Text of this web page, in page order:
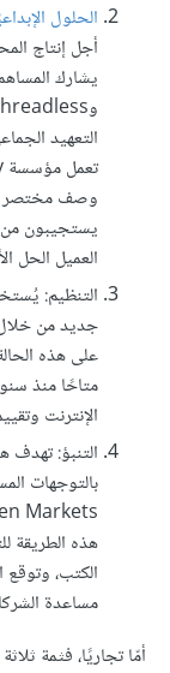
الحلول
أجل إنتاج
يشارك
التعهيد
وصف مختصر
يستجيبون من
العميل الحل
التنظيم:
جديد من خلال
متاحًا منذ
الإنترنت
التنبؤ: تهدف
هذه الطريقة
الكتب، وتوقع
مساعدة
أمّا تجاريًا، فثمة